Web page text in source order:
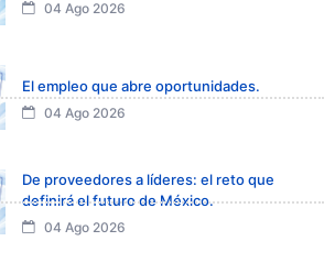
04 Ago 2026
El empleo que abre oportunidades.
04 Ago 2026
De proveedores a líderes: el reto que
definirá el futuro de México.
04 Ago 2026